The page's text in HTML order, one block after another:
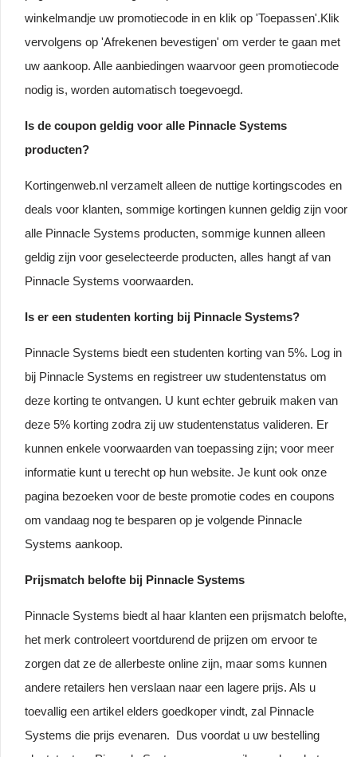
winkelmandje uw promotiecode in en klik op 'Toepassen'.Klik
vervolgens op 'Afrekenen bevestigen' om verder te gaan met
uw aankoop. Alle aanbiedingen waarvoor geen promotiecode
nodig is, worden automatisch toegevoegd.
Is de coupon geldig voor alle Pinnacle Systems
producten?
Kortingenweb.nl verzamelt alleen de nuttige kortingscodes en
deals voor klanten, sommige kortingen kunnen geldig zijn voor
alle Pinnacle Systems producten, sommige kunnen alleen
geldig zijn voor geselecteerde producten, alles hangt af van
Pinnacle Systems voorwaarden.
Is er een studenten korting bij Pinnacle Systems?
Pinnacle Systems biedt een studenten korting van 5%. Log in
bij Pinnacle Systems en registreer uw studentenstatus om
deze korting te ontvangen. U kunt echter gebruik maken van
deze 5% korting zodra zij uw studentenstatus valideren. Er
kunnen enkele voorwaarden van toepassing zijn; voor meer
informatie kunt u terecht op hun website. Je kunt ook onze
pagina bezoeken voor de beste promotie codes en coupons
om vandaag nog te besparen op je volgende Pinnacle
Systems aankoop.
Prijsmatch belofte bij Pinnacle Systems
Pinnacle Systems biedt al haar klanten een prijsmatch belofte,
het merk controleert voortdurend de prijzen om ervoor te
zorgen dat ze de allerbeste online zijn, maar soms kunnen
andere retailers hen verslaan naar een lagere prijs. Als u
toevallig een artikel elders goedkoper vindt, zal Pinnacle
Systems die prijs evenaren. Dus voordat u uw bestelling